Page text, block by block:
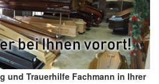
und Trauerhilfe Fachmann in Ihrer